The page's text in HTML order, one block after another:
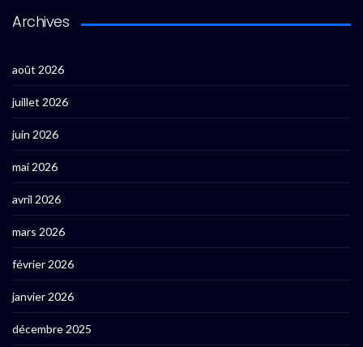
Archives
août 2026
juillet 2026
juin 2026
mai 2026
avril 2026
mars 2026
février 2026
janvier 2026
décembre 2025